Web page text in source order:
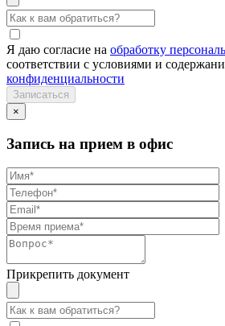
Я даю согласие на обработку
соответствии с условиями и
конфиденциальности
×
Запись на прием в офис
Прикрепить документ